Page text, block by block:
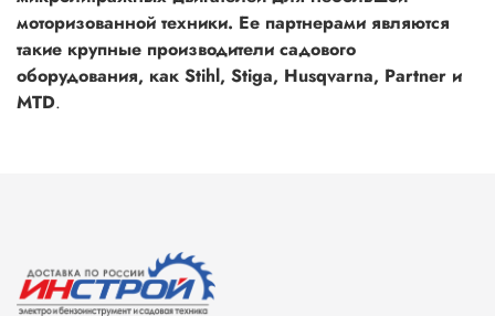
моторизованной техники. Ее партнерами являются
такие крупные производители садового
оборудования, как Stihl, Stiga, Husqvarna, Partner и
MTD.